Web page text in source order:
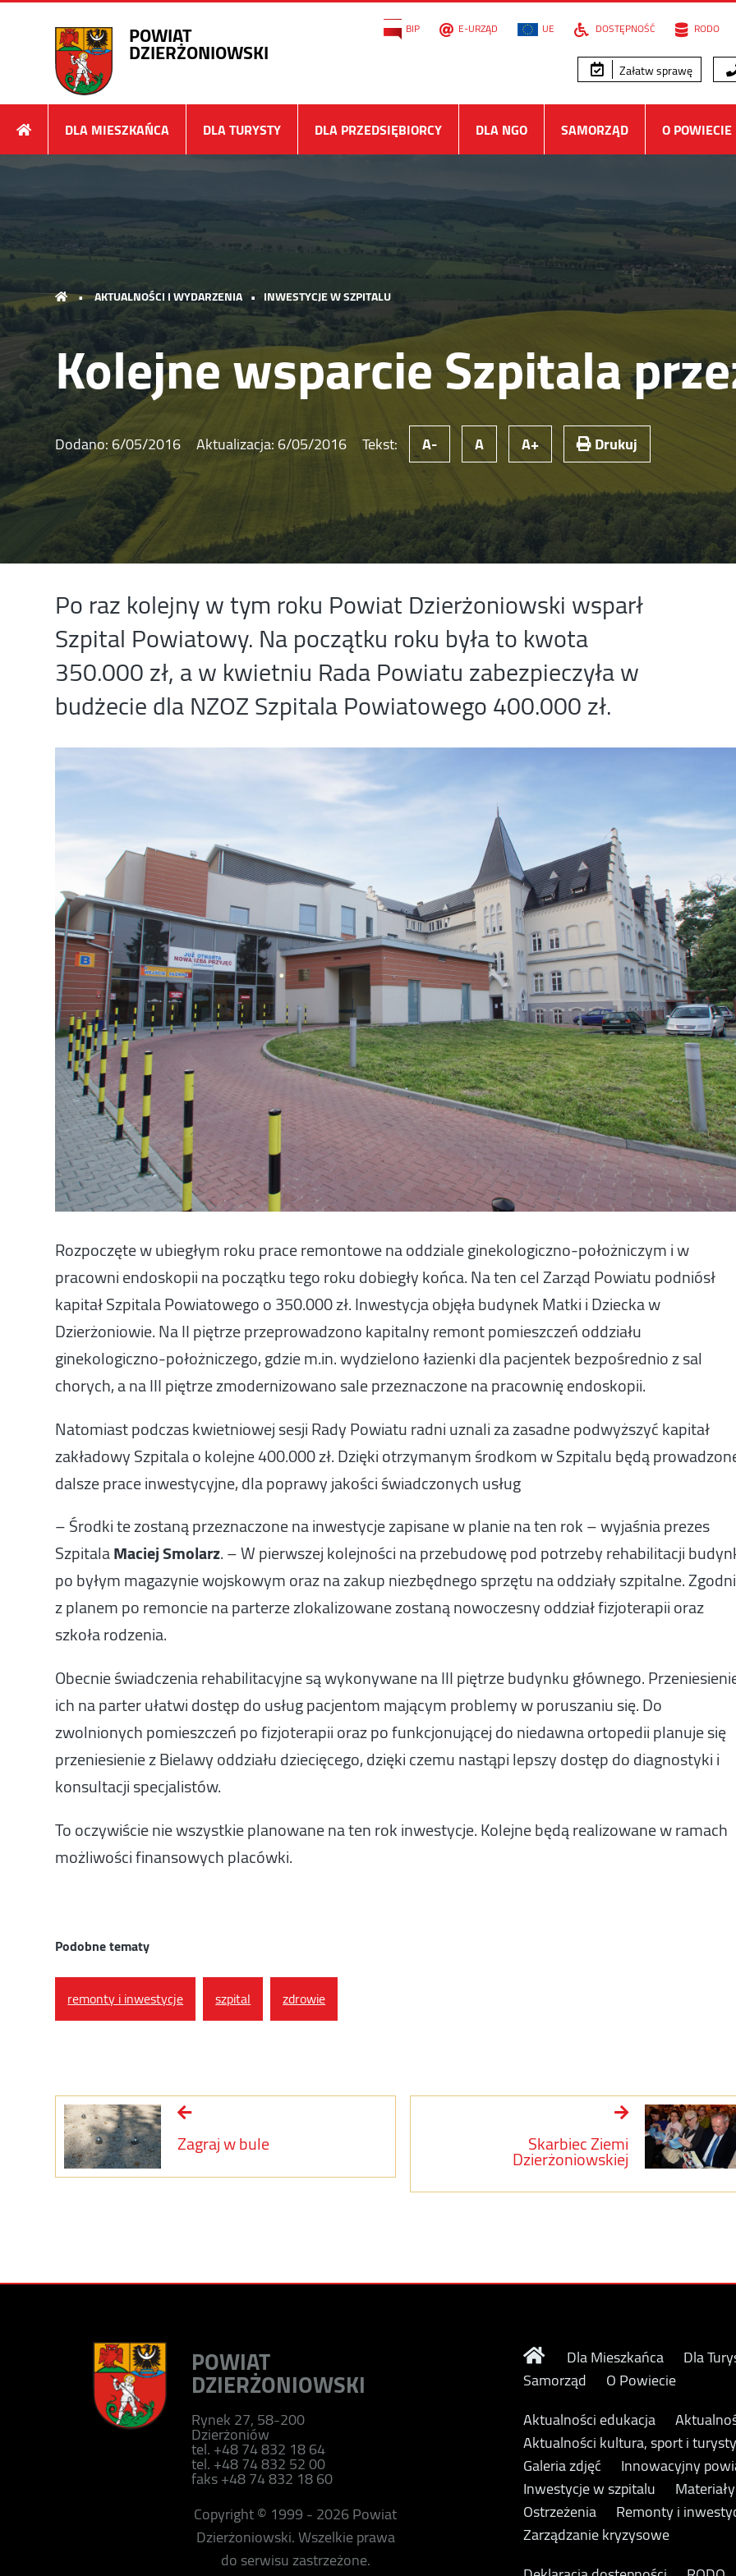
POWIAT
DZIERŻONIOWSKI
BIP E-URZĄD UE DOSTĘPNOŚĆ RODO
Załatw sprawę
DLA MIESZKAŃCA DLA TURYSTY DLA PRZEDSIĘBIORCY DLA NGO SAMORZĄD O POWIECIE
• AKTUALNOŚCI I WYDARZENIA • INWESTYCJE W SZPITALU
Kolejne wsparcie Szpitala
Dodano:6/05/2016 Aktualizacja:6/05/2016 Tekst: A- A A+ Drukuj
Po raz kolejny w tym roku Powiat Dzierżoniowski wsparł
Szpital Powiatowy. Na początku roku była to kwota
350.000 zł, a w kwietniu Rada Powiatu zabezpieczyła w
budżecie dla NZOZ Szpitala Powiatowego 400.000 zł.
Rozpoczęte w ubiegłym roku prace remontowe na oddziale ginekologiczno-położniczym i w
pracowni endoskopii na początku tego roku dobiegły końca. Na ten cel Zarząd Powiatu podniósł
kapitał Szpitala Powiatowego o 350.000 zł. Inwestycja objęła budynek Matki i Dziecka w
Dzierżoniowie. Na II piętrze przeprowadzono kapitalny remont pomieszczeń oddziału
ginekologiczno-położniczego, gdzie m.in. wydzielono łazienki dla pacjentek bezpośrednio z sal
chorych, a na III piętrze zmodernizowano sale przeznaczone na pracownię endoskopii.
Natomiast podczas kwietniowej sesji Rady Powiatu radni uznali za zasadne podwyższyć kapitał
zakładowy Szpitala o kolejne 400.000 zł. Dzięki otrzymanym środkom w Szpitalu będą
dalsze prace inwestycyjne, dla poprawy jakości świadczonych usług
– Środki te zostaną przeznaczone na inwestycje zapisane w planie na ten rok – wyjaśnia prezes
SzpitalaMaciej Smolarz. – W pierwszej kolejności na przebudowę pod potrzeby rehabilitacji
po byłym magazynie wojskowym oraz na zakup niezbędnego sprzętu na oddziały szpitalne.
z planem po remoncie na parterze zlokalizowane zostaną nowoczesny oddział fizjoterapii oraz
szkoła rodzenia.
Obecnie świadczenia rehabilitacyjne są wykonywane na III piętrze budynku głównego.
ich na parter ułatwi dostęp do usług pacjentom mającym problemy w poruszaniu się. Do
zwolnionych pomieszczeń po fizjoterapii oraz po funkcjonującej do niedawna ortopedii planuje się
przeniesienie z Bielawy oddziału dziecięcego, dzięki czemu nastąpi lepszy dostęp do diagnostyki i
konsultacji specjalistów.
To oczywiście nie wszystkie planowane na ten rok inwestycje. Kolejne będą realizowane w ramach
możliwości finansowych placówki.
Podobne tematy
remonty i inwestycje szpital zdrowie
Zagraj w bule Skarbiec Ziemi
Dzierżoniowskiej
POWIAT
DZIERŻONIOWSKI
Rynek 27, 58-200
Dzierżoniów
tel. +48 74 832 18 64
tel. +48 74 832 52 00
faks +48 74 832 18 60
Copyright © 1999 - 2026 Powiat
Dzierżoniowski. Wszelkie prawa
do serwisu zastrzeżone.
Dla Mieszkańca Dla
Samorząd
O Powiecie
Aktualności edukacja
Aktualności kultura, sport i
Galeria zdjęć
Innowacyjny
Inwestycje w szpitalu
Ostrzeżenia
Remonty i
Zarządzanie kryzysowe